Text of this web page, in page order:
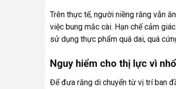
Trên thực tế, người niềng răng vẫn
việc bung mắc cài. Hạn chế cảm
sử dụng thực phẩm quá dai, quá
Nguy hiểm cho thị lực vì
Để đưa răng di chuyển từ vị trí ban